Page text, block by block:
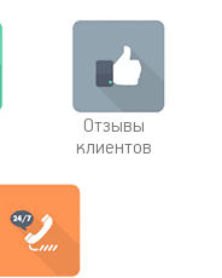
Отзывы
клиентов